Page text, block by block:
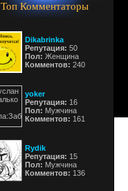
Топ Комментаторы
Dikabrinka
Репутация: 50
Пол: Женщина
Комментов: 240
yoker
Репутация: 16
Пол: Мужчина
Комментов: 161
Rydik
Репутация: 15
Пол: Мужчина
Комментов: 136